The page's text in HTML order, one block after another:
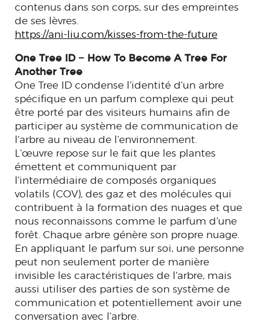
contenus dans son corps, sur des empreintes
de ses lèvres.
https://ani-liu.com/kisses-from-the-future
One Tree ID − How To Become A Tree For
Another Tree
One Tree ID condense l’identité d’un arbre
spécifique en un parfum complexe qui peut
être porté par des visiteurs humains afin de
participer au système de communication de
l’arbre au niveau de l’environnement.
L’œuvre repose sur le fait que les plantes
émettent et communiquent par
l’intermédiaire de composés organiques
volatils (COV), des gaz et des molécules qui
contribuent à la formation des nuages et que
nous reconnaissons comme le parfum d’une
forêt. Chaque arbre génère son propre nuage.
En appliquant le parfum sur soi, une personne
peut non seulement porter de manière
invisible les caractéristiques de l’arbre, mais
aussi utiliser des parties de son système de
communication et potentiellement avoir une
conversation avec l’arbre.